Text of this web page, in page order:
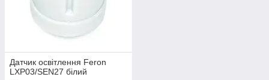
Датчик освітлення Feron
LXP03/SEN27 білий